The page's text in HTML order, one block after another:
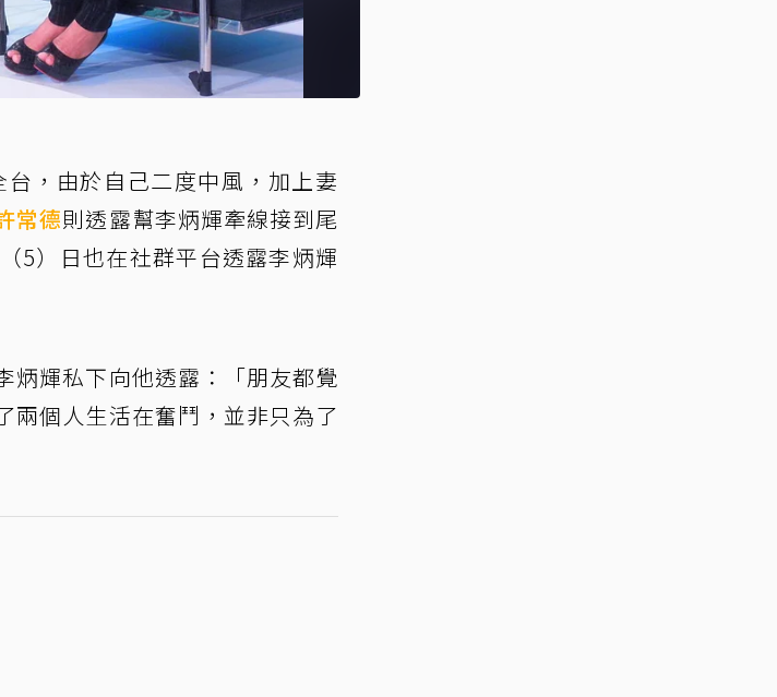
，由於自己二度中風，加上妻
常德則透露幫李炳輝牽線接到尾
5）日也在社群平台透露李炳輝
炳輝私下向他透露：「朋友都覺
兩個人生活在奮鬥，並非只為了